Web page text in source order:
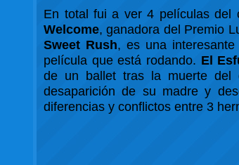
En total fui a ver 4 películas del
Welcome, ganadora del Premio
Sweet Rush, es una
película que está rodando. El
de un ballet tras la muerte del
desaparición de su madre y
diferencias y conflictos entre 3